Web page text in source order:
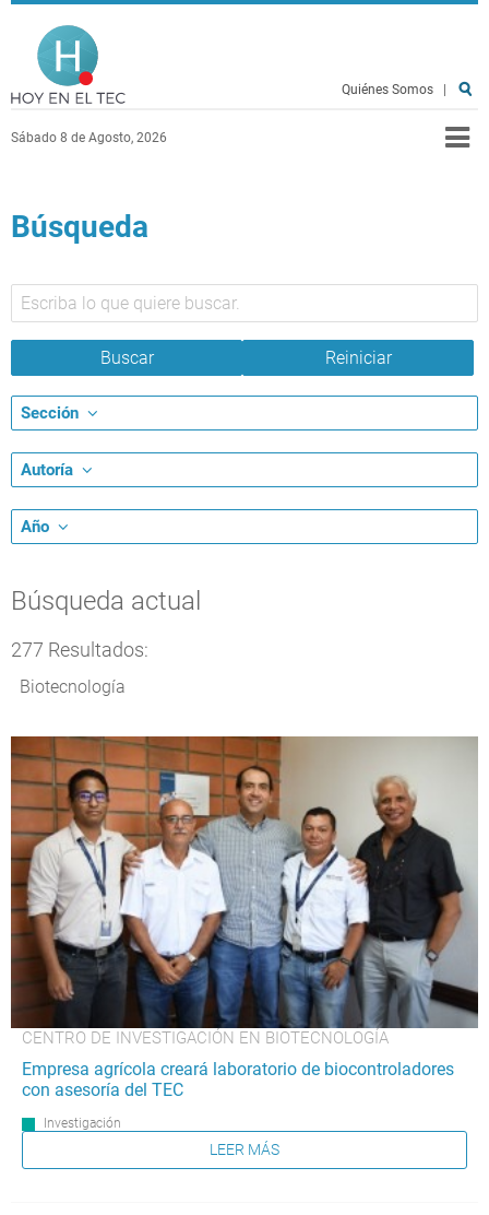
Pasar al contenido principal
Sábado 8 de Agosto, 2026
Quiénes Somos
Búsqueda
Sección
Autoría
Año
Búsqueda actual
277 Resultados:
Biotecnología
CENTRO DE INVESTIGACIÓN EN BIOTECNOLOGÍA
Empresa agrícola creará laboratorio de biocontroladores
con asesoría del TEC
Investigación
LEER MÁS